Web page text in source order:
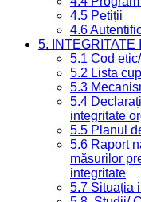
4.5 Petiții
4.6
5. INTEGRITATE
5.1 Cod
5.2 Lista
5.3
5.4
integritate
5.5 Planul
5.6 Raport
măsurilor
integritate
5.7 Situația